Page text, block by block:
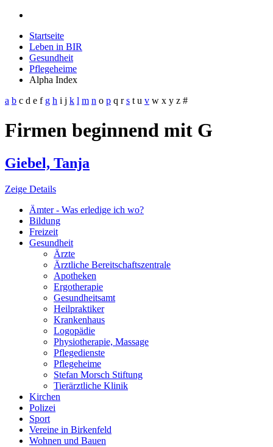
Startseite
Leben in BIR
Gesundheit
Pflegeheime
Alpha Index
a b c d e f g h i j k l m n o p q r s t u v w x y z #
Firmen beginnend mit G
Giebel, Tanja
Zeige Details
Ämter - Was erledige ich wo?
Bildung
Freizeit
Gesundheit
Ärzte
Ärztliche Bereitschaftszentrale
Apotheken
Ergotherapie
Gesundheitsamt
Heilpraktiker
Krankenhaus
Logopädie
Physiotherapie, Massage
Pflegedienste
Pflegeheime
Stefan Morsch Stiftung
Tierärztliche Klinik
Kirchen
Polizei
Sport
Vereine in Birkenfeld
Wohnen und Bauen